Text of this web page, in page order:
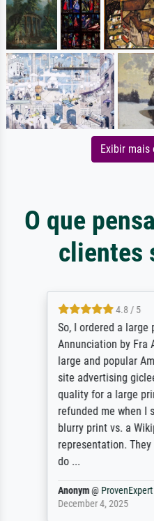
Exibir mais
O que
clientes
4.8 / 5
So, I ordered a large
Annunciation by Fra
large and popular
site advertising
quality for a large
refunded me when I
blurry print vs. a
representation.
do ...
Anonym@ ProvenExpert
December 4, 2025